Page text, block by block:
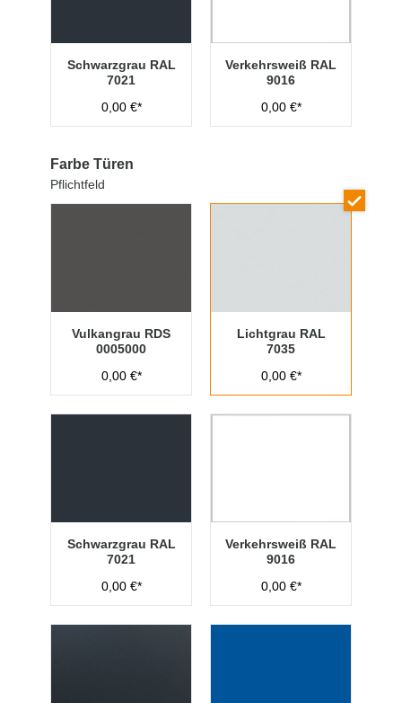
Schwarzgrau RAL
7021
0,00 €*
Verkehrsweiß RAL
9016
0,00 €*
Farbe Türen
Pflichtfeld
Vulkangrau RDS
0005000
0,00 €*
Lichtgrau RAL
7035
0,00 €*
Schwarzgrau RAL
7021
0,00 €*
Verkehrsweiß RAL
9016
0,00 €*